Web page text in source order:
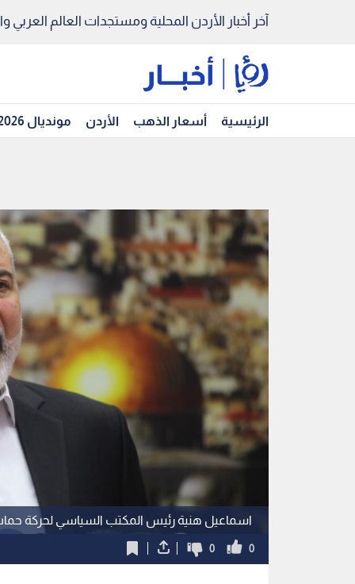
آخر أخبار الأردن المحلية ومستجدات العالم العربي
الرئيسية أسعار الذهب الأردن مونديال 2026
اسماعيل هنية رئيس المكتب السياسي لحركة
0
0